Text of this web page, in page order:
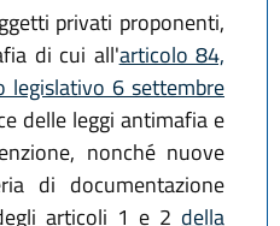
privati proponenti,
di cui all'articolo 84,
legislativo 6 settembre
delle leggi antimafia e
nonché nuove
di documentazione
articoli 1 e 2 della